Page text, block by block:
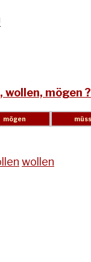
wollen, mögen ?
wollen